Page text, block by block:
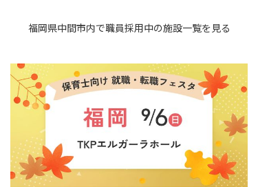
福岡県中間市内で職員採用中の施設一覧を見る